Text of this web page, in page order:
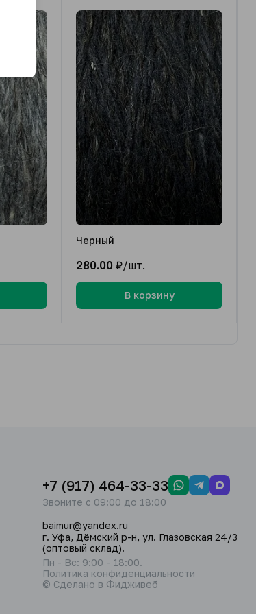
Черный
280.00 ₽/шт.
В корзину
+7 (917) 464-33-33
Звоните с 09:00 до 18:00
baimur@yandex.ru
г. Уфа, Дёмский р-н, ул. Глазовская 24/3
(оптовый склад).
Пн - Вс: 9:00 - 18:00.
Политика конфиденциальности
© Сделано в Фидживеб